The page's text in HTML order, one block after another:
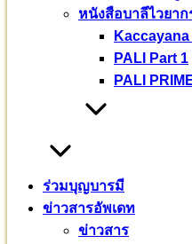
หนังสือบาลีไวยา
PALI Part 1
PALI
ร่วมบุญบารมี
ข่าวสารอัพเดท
ข่าวสาร
๑๙๗ รูป จาก ๒๙ จังหวัด
พระวินัย การบัญญัติสิกขาบท
บัญญัติพระปาติโมกข์ เข้าสู่ร
เยว สาสนสฺส มูลํ พระปริยัติ
จำพระปาฏิโมกข์ ระหว่างวั
บัดนี้ มีพระสงฆ์จาก ๒๙ จังห
ขอเชิญสาธุชน อุปถัมภ์ เรือน
ร่วมบุญบารมี สร้างศาสนทา